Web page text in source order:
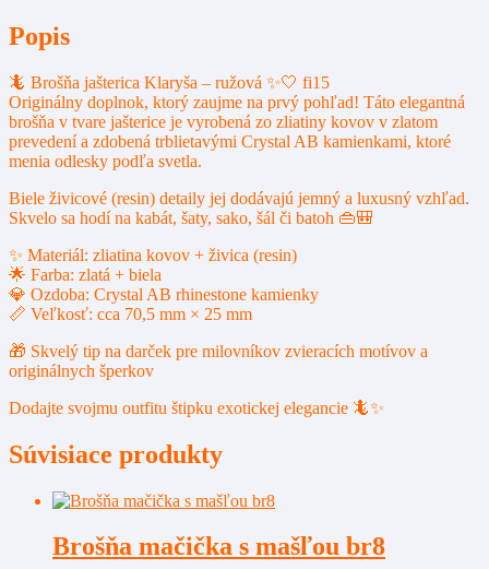
fi15
Popis
🦎 Brošňa jašterica Klaryša – ružová ✨🤍 fi15
Originálny doplnok, ktorý zaujme na prvý pohľad! Táto elegantná
brošňa v tvare jašterice je vyrobená zo zliatiny kovov v zlatom
prevedení a zdobená trblietavými Crystal AB kamienkami, ktoré
menia odlesky podľa svetla.
Biele živicové (resin) detaily jej dodávajú jemný a luxusný vzhľad.
Skvelo sa hodí na kabát, šaty, sako, šál či batoh 👜🎒
✨ Materiál: zliatina kovov + živica (resin)
🌟 Farba: zlatá + biela
💎 Ozdoba: Crystal AB rhinestone kamienky
📏 Veľkosť: cca 70,5 mm × 25 mm
🎁 Skvelý tip na darček pre milovníkov zvieracích motívov a
originálnych šperkov
Dodajte svojmu outfitu štipku exotickej elegancie 🦎✨
Súvisiace produkty
Brošňa mačička s mašľou br8